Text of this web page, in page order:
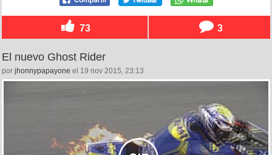
73 3
El nuevo Ghost Rider
por jhonnypapayone el 19 nov 2015, 23:13